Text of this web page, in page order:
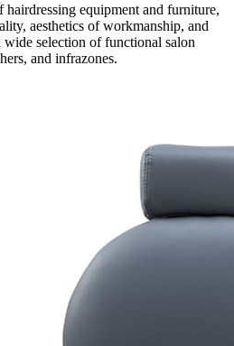
hairdressing equipment and furniture,
aesthetics of workmanship, and
selection of functional salon
and infrazones.